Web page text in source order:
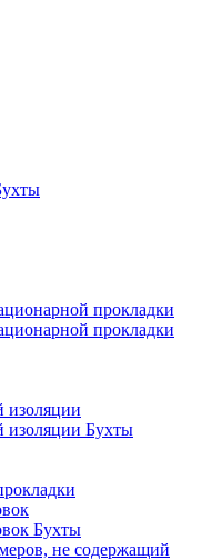
прокладки
прокладки
изоляции
изоляции Бухты
Бухты
не содержащий